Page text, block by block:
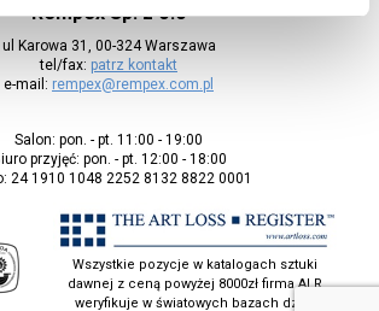
Rempex Sp. z o.o
ul Karowa 31, 00-324 Warszawa
tel/fax: patrz kontakt
e-mail: rempex@rempex.com.pl
Salon: pon. - pt. 11:00 - 19:00
przyjęć: pon. - pt. 12:00 - 18:00
24 1910 1048 2252 8132 8822 0001
Wszystkie pozycje w katalogach sztuki
dawnej z ceną powyżej 8000zł firma ALR
weryfikuje w światowych bazach dzieł